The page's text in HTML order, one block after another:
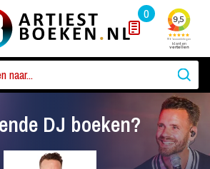
0
DJ boeken?